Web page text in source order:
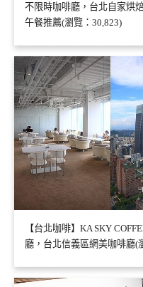
不限時咖啡廳，台北自家烘
午餐推薦(瀏覽：30,823)
【台北咖啡】KA SKY
廳，台北信義區網美咖啡廳(